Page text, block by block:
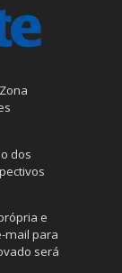
dos
e
mail para
será